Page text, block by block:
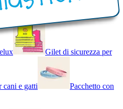
Gilet di sicurezza per
cani e gatti
Pacchetto con